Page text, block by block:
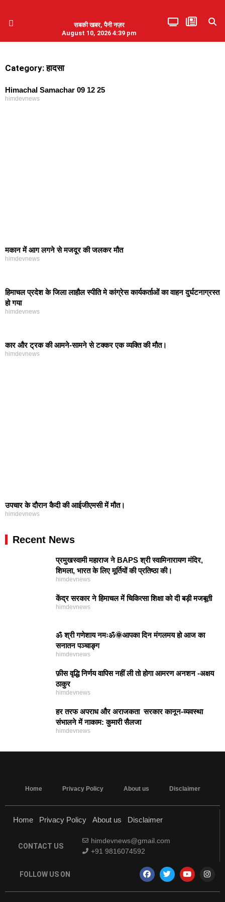
सबकी खबर, पैनी नज़र
August 10, 2026 4:39 pm
Category: हादसा
Himachal Samachar 09 12 25
himdevnews
मकान में आग लगने से मजदूर की जलकर मौत
himdevnews
हिमाचल प्रदेश के जिला लाहौल स्पीति मे कांग्रेस कार्यकर्ताओं का वाहन दुर्घटनाग्रस्त
हो गया
himdevnews
कार और ट्रक की आमने-सामने से टक्कर एक व्यक्ति की मौत।
himdevnews
उपचार के दौरान कैदी की आईजीएमसी में मौत।
himdevnews
Recent News
प्रमुखस्वामी महाराज ने BAPS श्री स्वामिनारायण मंदिर,
शिमला, भारत के लिए मूर्तियों की प्रतिष्ठा की।
himdevnews
केंद्र सरकार ने हिमाचल में चिकित्सा शिक्षा को दी बड़ी मजबूती
himdevnews
ॐ श्री गणेशाय नमःॐ🌞आपका दिन मंगलमय हो आज का
सनातन पञ्चाङ्ग
himdevnews
फ़ीस वृद्धि निर्णय वापिस नहीं ली तो होगा आमरण अनशन -अक्षय
ठाकुर
himdevnews
हर तरफ अपराध और अराजकता सरकार कानून-व्यवस्था
संभालने में नाकाम: कुमारी सैलजा
himdevnews
Home Privacy Policy About us Disclaimer
Home Privacy Policy About us Disclaimer
CONTACT US
himdevnews@gmail.com
+91 9816074592
FOLLOW US ON